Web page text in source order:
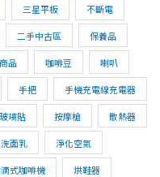
三星平板 不斷電
二手中古區 保養品
品 咖啡豆 喇叭
手把 手機充電線充電器
璃貼 按摩槍 散熱器
洗面乳 淨化空氣
式咖啡機 烘鞋器